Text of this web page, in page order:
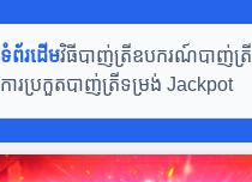
ទំព័រដើមវិធីបាញ់ត្រីឧបករណ៍បាញ់ត្រី
ការប្រកួតបាញ់ត្រីទម្រង់ Jackpot